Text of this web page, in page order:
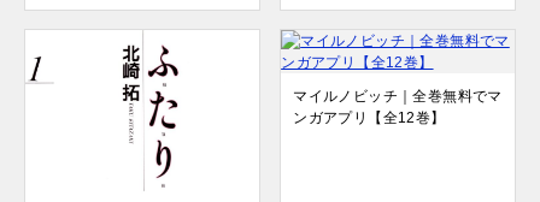
マイルノビッチ｜全巻無料でマ
ンガアプリ【全12巻】